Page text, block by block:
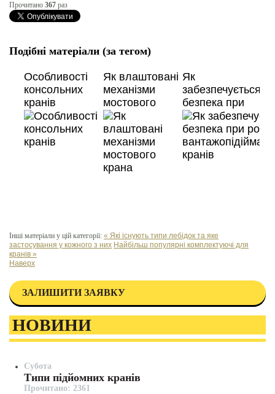
Прочитано 367 раз
Подібні матеріали (за тегом)
Особливості
консольних
кранів
Як влаштовані
механізми
мостового
крана
Як
забезпечується
безпека при
роботі
кранів
Інші матеріали у цій категорії: « Які існують типи лебідок та яке
застосування у кожного з них Найбільш популярні комплектуючі для
кранів »
Наверх
ЗАЛИШИТИ ЗАЯВКУ
НОВИНИ
Субота
Типи підйомних кранів
Прочитано: 2361